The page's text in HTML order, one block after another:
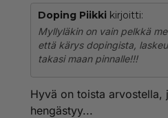
Doping Piikki kirjoitti:
Myllyläkin on vain pelkkä
että kärys dopingista,
takasi maan pinnalle!!!
Hyvä on toista arvostella,
hengästyy...